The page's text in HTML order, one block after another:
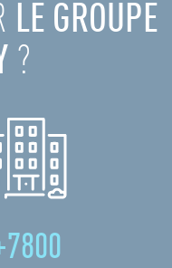
LE GROUPE
?